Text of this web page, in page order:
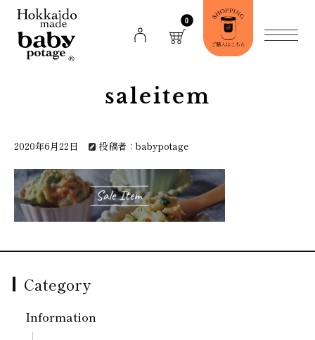
0
saleitem
2020年6月22日 投稿者：babypotage
Category
Information